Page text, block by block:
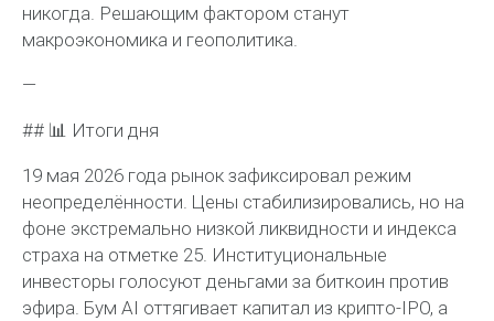
никогда. Решающим фактором станут
макроэкономика и геополитика.
—
## 📊 Итоги дня
19 мая 2026 года рынок зафиксировал режим
неопределённости. Цены стабилизировались, но на
фоне экстремально низкой ликвидности и индекса
страха на отметке 25. Институциональные
инвесторы голосуют деньгами за биткоин против
эфира. Бум AI оттягивает капитал из крипто-IPO, а